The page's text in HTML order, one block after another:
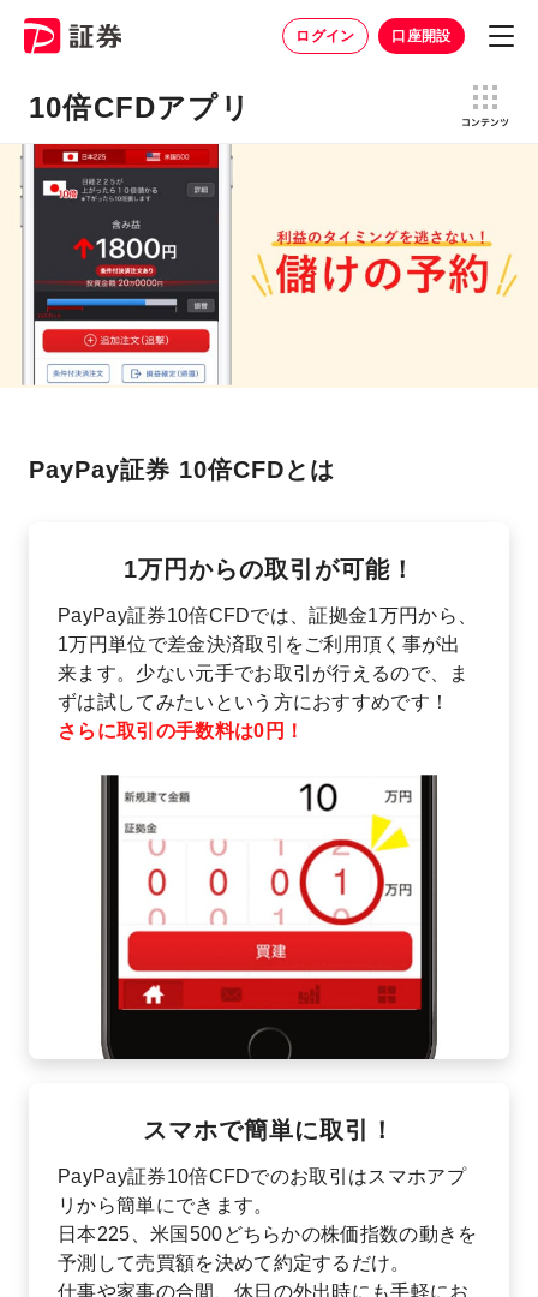
ログイン 口座開設
10倍CFDアプリ
PayPay証券 10倍CFDとは
1万円からの取引が可能！
PayPay証券10倍CFDでは、証拠金1万円から、
1万円単位で差金決済取引をご利用頂く事が出
来ます。少ない元手でお取引が行えるので、ま
ずは試してみたいという方におすすめです！
さらに取引の手数料は0円！
スマホで簡単に取引！
PayPay証券10倍CFDでのお取引はスマホアプ
リから簡単にできます。
日本225、米国500どちらかの株価指数の動きを
予測して売買額を決めて約定するだけ。
仕事や家事の合間、休日の外出時にも手軽にお